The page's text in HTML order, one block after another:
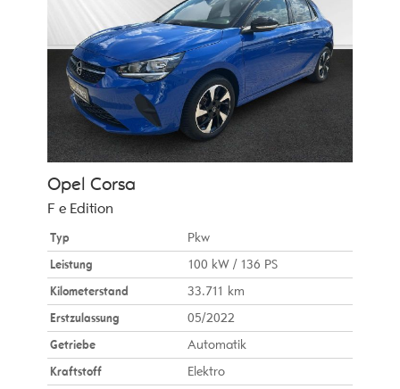
Opel Corsa
F e Edition
Typ
Pkw
Leistung
100 kW / 136 PS
Kilometerstand
33.711 km
Erstzulassung
05/2022
Getriebe
Automatik
Kraftstoff
Elektro